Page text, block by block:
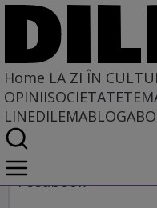
Home LA ZI ÎN
OPINIISOCIETATE
LINEDILEMABLOG
Home
La zi în cultură
Feedbook